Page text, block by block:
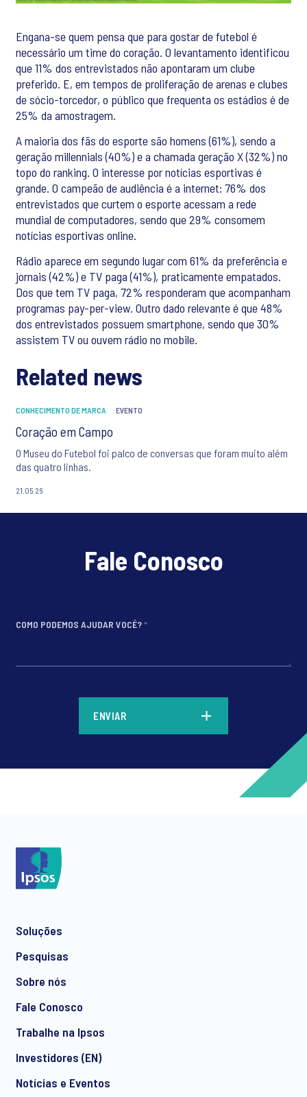
Engana-se quem pensa que para gostar de futebol é
necessário um time do coração. O levantamento identificou
que 11% dos entrevistados não apontaram um clube
preferido. E, em tempos de proliferação de arenas e clubes
de sócio-torcedor, o público que frequenta os estádios é de
25% da amostragem.
A maioria dos fãs do esporte são homens (61%), sendo a
geração millennials (40%) e a chamada geração X (32%) no
topo do ranking. O interesse por notícias esportivas é
grande. O campeão de audiência é a internet: 76% dos
entrevistados que curtem o esporte acessam a rede
mundial de computadores, sendo que 29% consomem
notícias esportivas online.
Rádio aparece em segundo lugar com 61% da preferência e
jornais (42%) e TV paga (41%), praticamente empatados.
Dos que tem TV paga, 72% responderam que acompanham
programas pay-per-view. Outro dado relevante é que 48%
dos entrevistados possuem smartphone, sendo que 30%
assistem TV ou ouvem rádio no mobile.
Related news
CONHECIMENTO DE MARCA EVENTO
Coração em Campo
O Museu do Futebol foi palco de conversas que foram muito além
das quatro linhas.
21.05.26
Fale Conosco
COMO PODEMOS AJUDAR VOCÊ?*
*
ENVIAR
Soluções
Pesquisas
Sobre nós
Fale Conosco
Trabalhe na Ipsos
Investidores (EN)
Notícias e Eventos